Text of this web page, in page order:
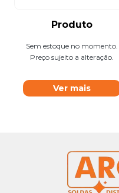
Produto
Sem estoque no momento.
Preço sujeito a alteração.
Ver mais